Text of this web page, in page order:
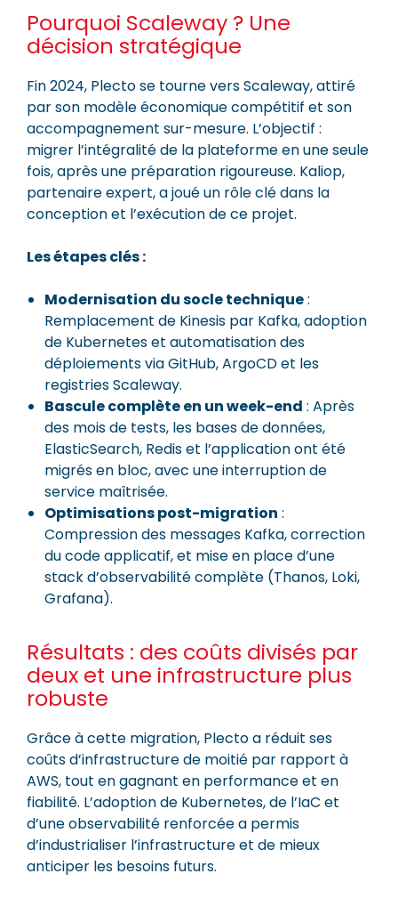
Pourquoi Scaleway ? Une
décision stratégique
Fin 2024, Plecto se tourne vers Scaleway, attiré
par son modèle économique compétitif et son
accompagnement sur-mesure. L’objectif :
migrer l’intégralité de la plateforme en une seule
fois, après une préparation rigoureuse. Kaliop,
partenaire expert, a joué un rôle clé dans la
conception et l’exécution de ce projet.
Les étapes clés :
Modernisation du socle technique:
Remplacement de Kinesis par Kafka, adoption
de Kubernetes et automatisation des
déploiements via GitHub, ArgoCD et les
registries Scaleway.
Bascule complète en un week-end : Après
des mois de tests, les bases de données,
ElasticSearch, Redis et l’application ont été
migrés en bloc, avec une interruption de
service maîtrisée.
Optimisations post-migration :
Compression des messages Kafka, correction
du code applicatif, et mise en place d’une
stack d’observabilité complète (Thanos, Loki,
Grafana).
Résultats : des coûts divisés par
deux et une infrastructure plus
robuste
Grâce à cette migration, Plecto a réduit ses
coûts d’infrastructure de moitié par rapport à
AWS, tout en gagnant en performance et en
fiabilité. L’adoption de Kubernetes, de l’IaC et
d’une observabilité renforcée a permis
d’industrialiser l’infrastructure et de mieux
anticiper les besoins futurs.